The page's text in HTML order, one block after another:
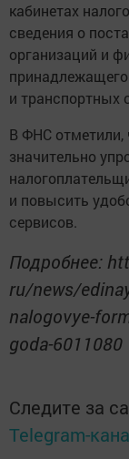
кабинетах
сведения о
организаций и
и транспортных
В ФНС отметили,
значительно
и повысить
сервисов.
Подробнее:
ru/news/
nalogovye-
goda-6011080
Следите за
Telegram-